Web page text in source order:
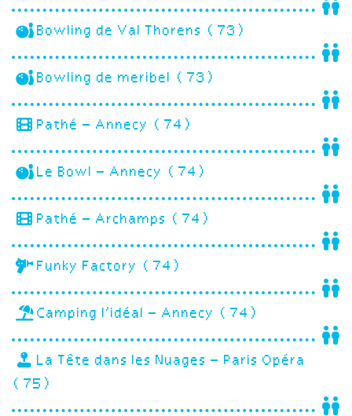
Bowling de Val Thorens (73)
Bowling de meribel (73)
Pathé – Annecy (74)
Le Bowl – Annecy (74)
Pathé – Archamps (74)
Funky Factory (74)
Camping l’idéal – Annecy (74)
La Tête dans les Nuages – Paris Opéra
(75)